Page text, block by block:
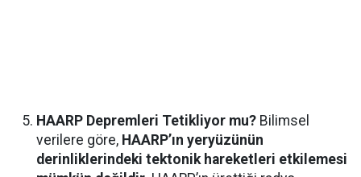
HAARP Depremleri Tetikliyor mu? Bilimsel
verilere göre, HAARP’ın yeryüzünün
derinliklerindeki tektonik hareketleri etkilemesi